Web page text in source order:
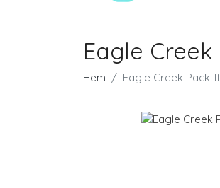
Eagle
Hem Eagle Creek Pack-